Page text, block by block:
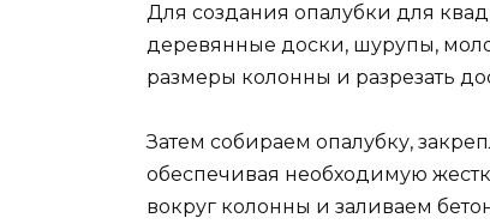
Для создания опалубки для
деревянные доски, шурупы,
размеры колонны и разрезать
Затем собираем опалубку,
обеспечивая необходимую
вокруг колонны и заливаем